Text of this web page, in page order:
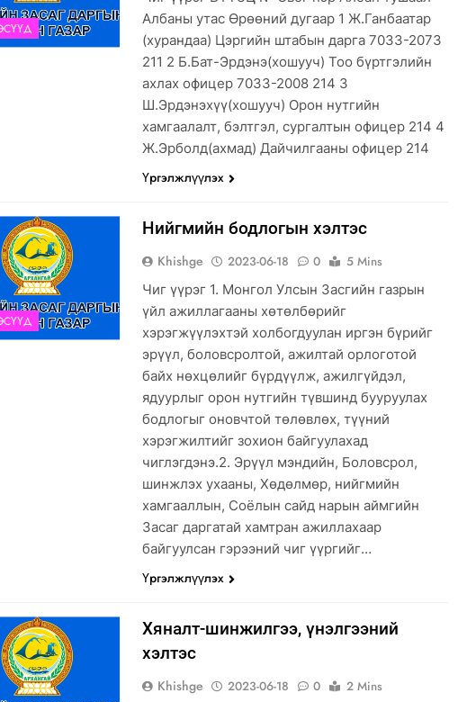
Албаны утас Өрөөний дугаар 1 Ж.Ганбаатар
(хурандаа) Цэргийн штабын дарга 7033-2073
211 2 Б.Бат-Эрдэнэ(хошууч) Тоо бүртгэлийн
ахлах офицер 7033-2008 214 3
Ш.Эрдэнэхүү(хошууч) Орон нутгийн
хамгаалалт, бэлтгэл, сургалтын офицер 214 4
Ж.Эрболд(ахмад) Дайчилгааны офицер 214
Үргэлжлүүлэх
Нийгмийн бодлогын хэлтэс
Khishge 2023-06-18 0
5 Mins
Чиг үүрэг 1. Монгол Улсын Засгийн газрын
үйл ажиллагааны хөтөлбөрийг
хэрэгжүүлэхтэй холбогдуулан иргэн бүрийг
эрүүл, боловсролтой, ажилтай орлоготой
байх нөхцөлийг бүрдүүлж, ажилгүйдэл,
ядуурлыг орон нутгийн түвшинд бууруулах
бодлогыг оновчтой төлөвлөх, түүний
хэрэгжилтийг зохион байгуулахад
чиглэгдэнэ.2. Эрүүл мэндийн, Боловсрол,
шинжлэх ухааны, Хөдөлмөр, нийгмийн
хамгааллын, Соёлын сайд нарын аймгийн
Засаг даргатай хамтран ажиллахаар
байгуулсан гэрээний чиг үүргийг…
Үргэлжлүүлэх
Хяналт-шинжилгээ, үнэлгээний
хэлтэс
Khishge 2023-06-18 0
2 Mins